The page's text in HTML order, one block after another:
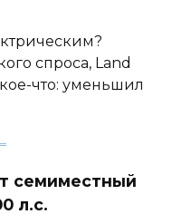
спроса, Land
что: уменьшил
семиместный
л.с.